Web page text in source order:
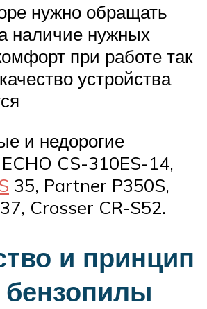
нужно обращать
наличие нужных
при работе так
устройства
и недорогие
CS-310ES-14,
35, Partner P350S,
Crosser CR-S52.
и принцип